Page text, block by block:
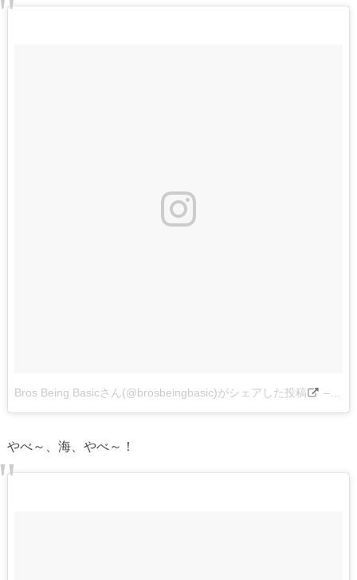
Bros Being Basicさん(@brosbeingbasic)がシェアした投稿 –
やべ～、海、やべ～！